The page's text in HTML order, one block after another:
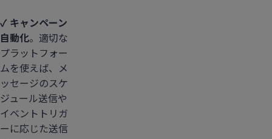
✓ キャンペーン
自動化。適切な
プラットフォー
ムを使えば、メ
ッセージのスケ
ジュール送信や
イベントトリガ
ーに応じた送信